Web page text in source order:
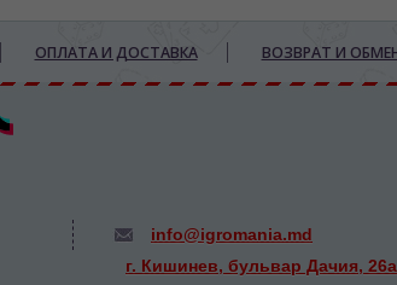
ОПЛАТА И ДОСТАВКА ВОЗВРАТ И
info@igromania.md
г. Кишинев, бульвар Дачия, 26а